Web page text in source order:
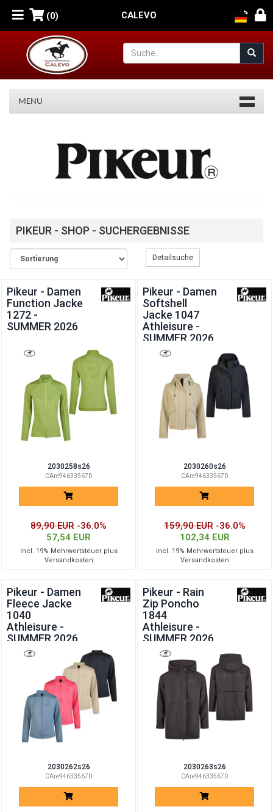
(0) CALEVO
MENU
Reithosen,
Reitblusen
Jacken
für
Reiter
die
Qualität
PIKEUR - SHOP - SUCHERGEBNISSE
Detailsuche
Pikeur - Damen
Function Jacke
1272 -
SUMMER 2026
2030258s26
CAre94633567D
89,90 EUR -36.0%
57,54 EUR
incl. 19% Mehrwertsteuer plus
Versandkosten
Pikeur - Damen
Softshell
Jacke 1047
Athleisure -
SUMMER 2026
2030260s26
CAre94633567D
159,90 EUR -36.0%
102,34 EUR
incl. 19% Mehrwertsteuer plus
Versandkosten
Pikeur - Damen
Fleece Jacke
1040
Athleisure -
SUMMER 2026
2030262s26
CAre94633567D
Pikeur - Rain
Zip Poncho
1844
Athleisure -
SUMMER 2026
2030263s26
CAre94633567D